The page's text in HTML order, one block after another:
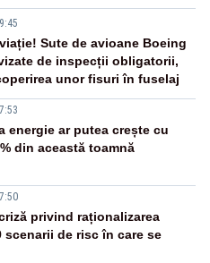
Sute de avioane Boeing
de inspecții obligatorii,
unor fisuri în fuselaj
energie ar putea crește cu
din această toamnă
privind raționalizarea
scenarii de risc în care se